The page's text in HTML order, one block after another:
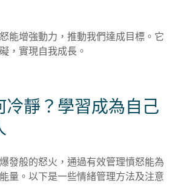
能增強動力，推動我們達成目標。它
，實現自我成長。
冷靜？學習成為自己
發般的怒火，通過有效管理憤怒能為
量。以下是一些情緒管理方法及注意